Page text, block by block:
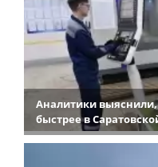
Аналитики выяснили,
быстрее в